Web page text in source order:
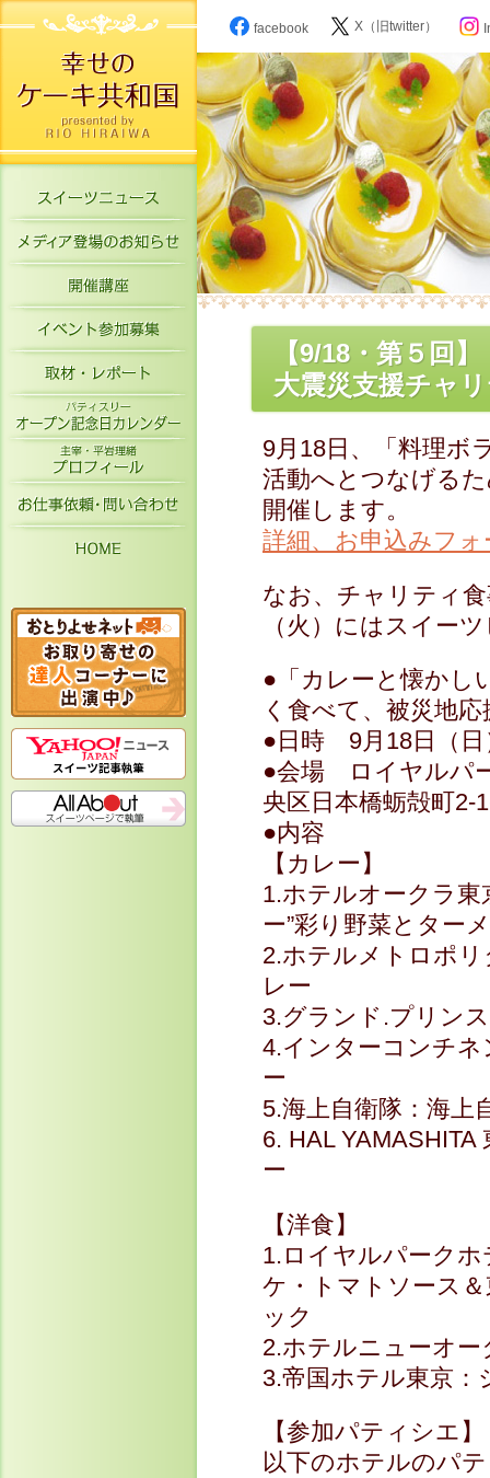
スイーツニュース
メディア登場のお知らせ
開催講座
イベント参加募集
取材・レポート
パティスリーオープン記念日カレン
主宰・平岩理緒プロフィール
お仕事依頼・お問い合わせ
facebook X（旧twitter）
【9/18・第５回
大震災支援チャ
9月18日、「料理ボ
活動へとつなげる
開催します。
詳細、お申込みフ
なお、チャリティ
（火）にはスイー
●「カレーと懐かし
く食べて、被災地応
●日時 9月18日（
●会場 ロイヤルパ
央区日本橋蛎殻町
●内容
【カレー】
1.ホテルオークラ東
ー”彩り野菜とター
2.ホテルメトロポ
レー
3.グランド.プリン
4.インターコンチ
ー
5.海上自衛隊：海上
6. HAL
ー
【洋食】
1.ロイヤルパーク
ケ・トマトソース
ック
2.ホテルニューオ
3.帝国ホテル東京
【参加パティシエ
以下のホテルのパ